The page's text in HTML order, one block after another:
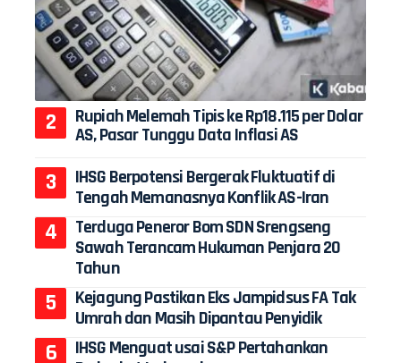
Rupiah Melemah Tipis ke Rp18.115 per Dolar
AS, Pasar Tunggu Data Inflasi AS
IHSG Berpotensi Bergerak Fluktuatif di
Tengah Memanasnya Konflik AS-Iran
Terduga Peneror Bom SDN Srengseng
Sawah Terancam Hukuman Penjara 20
Tahun
Kejagung Pastikan Eks Jampidsus FA Tak
Umrah dan Masih Dipantau Penyidik
IHSG Menguat usai S&P Pertahankan